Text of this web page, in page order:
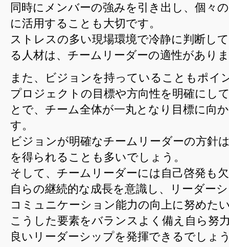
同時にメンバーの強みを引き出し、個々
に活用することも大切です。
ストレスの多い現場環境で冷静に判断し
る人材は、チームリーダーの適性があり
また、ビジョンを持っていることもポイ
プロジェクトの目標や方向性を明確にし
とで、チーム全体が一丸となり目標に向
す。
ビジョンが明確なチームリーダーの方針
を得られることも多いでしょう。
そして、チームリーダーには自己啓発も
自らの継続的な成長を意識し、リーダー
コミュニケーション能力の向上に努めた
こうした要素をバランスよく備え自ら努
良いリーダーシップを発揮できるでしょ